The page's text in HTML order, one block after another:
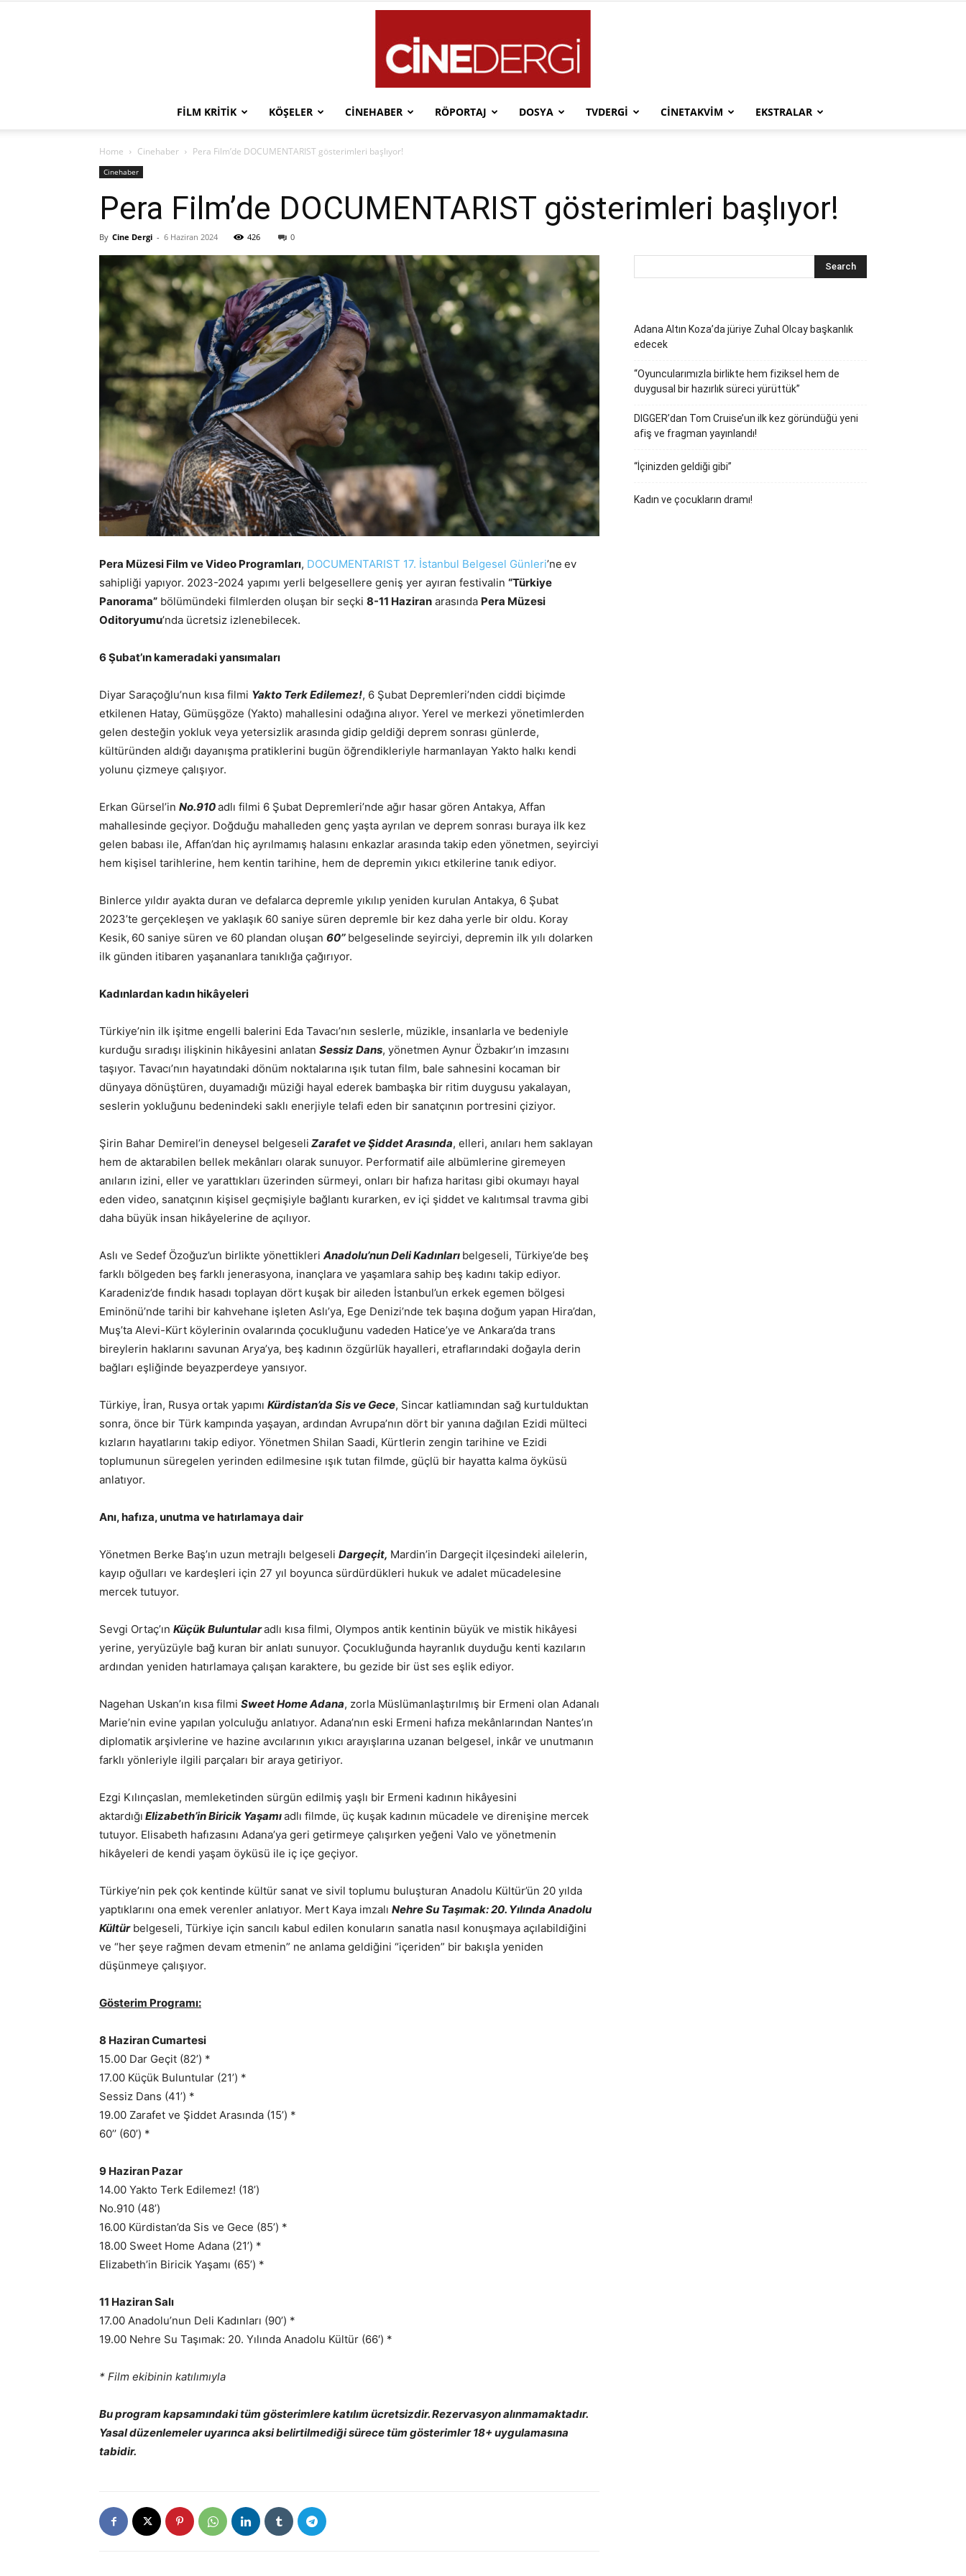
FILM KRITIK KÖŞELER CINEHABER RÖPORTAJ DOSYA TVDERGI CINETAKVIM EKSTRALAR
Home Cinehaber Pera Film’de DOCUMENTARIST gösterimleri başlıyor!
Cinehaber
Pera Film’de DOCUMENTARIST gösterimleri başlıyor!
By Cine Dergi - 6 Haziran 2024 426 0
Pera Müzesi Film ve Video Programları, DOCUMENTARIST 17. İstanbul Belgesel Günleri’ne ev
sahipliği yapıyor. 2023-2024 yapımı yerli belgesellere geniş yer ayıran festivalin “Türkiye
Panorama” bölümündeki filmlerden oluşan bir seçki 8-11 Haziran arasında Pera Müzesi
Oditoryumu’nda ücretsiz izlenebilecek.
6 Şubat’ın kameradaki yansımaları
Diyar Saraçoğlu’nun kısa filmi Yakto Terk Edilemez!, 6 Şubat Depremleri’nden ciddi biçimde
etkilenen Hatay, Gümüşgöze (Yakto) mahallesini odağına alıyor. Yerel ve merkezi yönetimlerden
gelen desteğin yokluk veya yetersizlik arasında gidip geldiği deprem sonrası günlerde,
kültüründen aldığı dayanışma pratiklerini bugün öğrendikleriyle harmanlayan Yakto halkı kendi
yolunu çizmeye çalışıyor.
Erkan Gürsel’in No.910adlı filmi 6 Şubat Depremleri’nde ağır hasar gören Antakya, Affan
mahallesinde geçiyor. Doğduğu mahalleden genç yaşta ayrılan ve deprem sonrası buraya ilk kez
gelen babası ile, Affan’dan hiç ayrılmamış halasını enkazlar arasında takip eden yönetmen, seyirciyi
hem kişisel tarihlerine, hem kentin tarihine, hem de depremin yıkıcı etkilerine tanık ediyor.
Binlerce yıldır ayakta duran ve defalarca depremle yıkılıp yeniden kurulan Antakya, 6 Şubat
2023’te gerçekleşen ve yaklaşık 60 saniye süren depremle bir kez daha yerle bir oldu. Koray
Kesik, 60 saniye süren ve 60 plandan oluşan 60’’belgeselinde seyirciyi, depremin ilk yılı dolarken
ilk günden itibaren yaşananlara tanıklığa çağırıyor.
Kadınlardan kadın hikâyeleri
Türkiye’nin ilk işitme engelli balerini Eda Tavacı’nın seslerle, müzikle, insanlarla ve bedeniyle
kurduğu sıradışı ilişkinin hikâyesini anlatan Sessiz Dans, yönetmen Aynur Özbakır’ın imzasını
taşıyor. Tavacı’nın hayatındaki dönüm noktalarına ışık tutan film, bale sahnesini kocaman bir
dünyaya dönüştüren, duyamadığı müziği hayal ederek bambaşka bir ritim duygusu yakalayan,
seslerin yokluğunu bedenindeki saklı enerjiyle telafi eden bir sanatçının portresini çiziyor.
Şirin Bahar Demirel’in deneysel belgeseli Zarafet ve Şiddet Arasında, elleri, anıları hem saklayan
hem de aktarabilen bellek mekânları olarak sunuyor. Performatif aile albümlerine giremeyen
anıların izini, eller ve yarattıkları üzerinden sürmeyi, onları bir hafıza haritası gibi okumayı hayal
eden video, sanatçının kişisel geçmişiyle bağlantı kurarken, ev içi şiddet ve kalıtımsal travma gibi
daha büyük insan hikâyelerine de açılıyor.
Aslı ve Sedef Özoğuz’un birlikte yönettikleri Anadolu’nun Deli Kadınları belgeseli, Türkiye’de beş
farklı bölgeden beş farklı jenerasyona, inançlara ve yaşamlara sahip beş kadını takip ediyor.
Karadeniz’de fındık hasadı toplayan dört kuşak bir aileden İstanbul’un erkek egemen bölgesi
Eminönü’nde tarihi bir kahvehane işleten Aslı’ya, Ege Denizi’nde tek başına doğum yapan Hira’dan,
Muş’ta Alevi-Kürt köylerinin ovalarında çocukluğunu vadeden Hatice’ye ve Ankara’da trans
bireylerin haklarını savunan Arya’ya, beş kadının özgürlük hayalleri, etraflarındaki doğayla derin
bağları eşliğinde beyazperdeye yansıyor.
Türkiye, İran, Rusya ortak yapımı Kürdistan’da Sis ve Gece, Sincar katliamından sağ kurtulduktan
sonra, önce bir Türk kampında yaşayan, ardından Avrupa’nın dört bir yanına dağılan Ezidi mülteci
kızların hayatlarını takip ediyor. Yönetmen Shilan Saadi, Kürtlerin zengin tarihine ve Ezidi
toplumunun süregelen yerinden edilmesine ışık tutan filmde, güçlü bir hayatta kalma öyküsü
anlatıyor.
Anı, hafıza, unutma ve hatırlamaya dair
Yönetmen Berke Baş’ın uzun metrajlı belgeseli Dargeçit, Mardin’in Dargeçit ilçesindeki ailelerin,
kayıp oğulları ve kardeşleri için 27 yıl boyunca sürdürdükleri hukuk ve adalet mücadelesine
mercek tutuyor.
Sevgi Ortaç’ın Küçük Buluntularadlı kısa filmi, Olympos antik kentinin büyük ve mistik hikâyesi
yerine, yeryüzüyle bağ kuran bir anlatı sunuyor. Çocukluğunda hayranlık duyduğu kenti kazıların
ardından yeniden hatırlamaya çalışan karaktere, bu gezide bir üst ses eşlik ediyor.
Nagehan Uskan’ın kısa filmi Sweet Home Adana, zorla Müslümanlaştırılmış bir Ermeni olan Adanalı
Marie’nin evine yapılan yolculuğu anlatıyor. Adana’nın eski Ermeni hafıza mekânlarından Nantes’ın
diplomatik arşivlerine ve hazine avcılarının yıkıcı arayışlarına uzanan belgesel, inkâr ve unutmanın
farklı yönleriyle ilgili parçaları bir araya getiriyor.
Ezgi Kılınçaslan, memleketinden sürgün edilmiş yaşlı bir Ermeni kadının hikâyesini
aktardığı Elizabeth’in Biricik Yaşamıadlı filmde, üç kuşak kadının mücadele ve direnişine mercek
tutuyor. Elisabeth hafızasını Adana’ya geri getirmeye çalışırken yeğeni Valo ve yönetmenin
hikâyeleri de kendi yaşam öyküsü ile iç içe geçiyor.
Türkiye’nin pek çok kentinde kültür sanat ve sivil toplumu buluşturan Anadolu Kültür’ün 20 yılda
yaptıklarını ona emek verenler anlatıyor. Mert Kaya imzalı Nehre Su Taşımak: 20. Yılında Anadolu
Kültürbelgeseli, Türkiye için sancılı kabul edilen konuların sanatla nasıl konuşmaya açılabildiğini
ve “her şeye rağmen devam etmenin” ne anlama geldiğini “içeriden” bir bakışla yeniden
düşünmeye çalışıyor.
Gösterim Programı:
8 Haziran Cumartesi
15.00 Dar Geçit (82’) *
17.00 Küçük Buluntular (21’) *
Sessiz Dans (41’) *
19.00 Zarafet ve Şiddet Arasında (15’) *
60’’ (60’) *
9 Haziran Pazar
14.00 Yakto Terk Edilemez! (18’)
No.910 (48’)
16.00 Kürdistan’da Sis ve Gece (85’) *
18.00 Sweet Home Adana (21’) *
Elizabeth’in Biricik Yaşamı (65’) *
11 Haziran Salı
17.00 Anadolu’nun Deli Kadınları (90’) *
19.00 Nehre Su Taşımak: 20. Yılında Anadolu Kültür (66′) *
* Film ekibinin katılımıyla
Bu program kapsamındaki tüm gösterimlere katılım ücretsizdir. Rezervasyon alınmamaktadır.
Yasal düzenlemeler uyarınca aksi belirtilmediği sürece tüm gösterimler 18+ uygulamasına
tabidir.
Adana Altın Koza’da jüriye Zuhal Olcay başkanlık
edecek
“Oyuncularımızla birlikte hem fiziksel hem de
duygusal bir hazırlık süreci yürüttük”
DIGGER’dan Tom Cruise’un ilk kez göründüğü yeni
afiş ve fragman yayınlandı!
“İçinizden geldiği gibi”
Kadın ve çocukların dramı!